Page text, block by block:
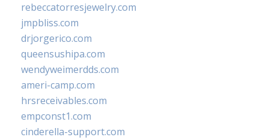
rebeccatorresjewelry.com
jmpbliss.com
drjorgerico.com
queensushipa.com
wendyweimerdds.com
ameri-camp.com
hrsreceivables.com
empconst1.com
cinderella-support.com